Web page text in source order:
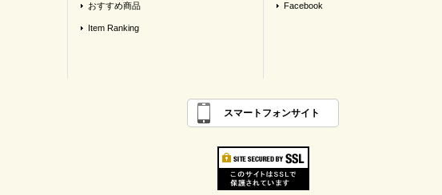
おすすめ商品
Item Ranking
Facebook
スマートフォンサイト